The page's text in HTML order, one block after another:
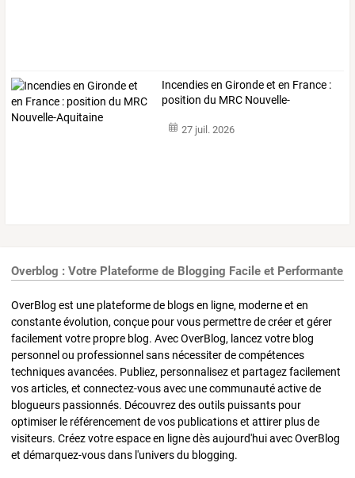
Incendies en Gironde et en France :
position du MRC Nouvelle-
27 juil. 2026
Overblog : Votre Plateforme de Blogging Facile et Performante
OverBlog est une plateforme de blogs en ligne, moderne et en
constante évolution, conçue pour vous permettre de créer et gérer
facilement votre propre blog. Avec OverBlog, lancez votre blog
personnel ou professionnel sans nécessiter de compétences
techniques avancées. Publiez, personnalisez et partagez facilement
vos articles, et connectez-vous avec une communauté active de
blogueurs passionnés. Découvrez des outils puissants pour
optimiser le référencement de vos publications et attirer plus de
visiteurs. Créez votre espace en ligne dès aujourd'hui avec OverBlog
et démarquez-vous dans l'univers du blogging.